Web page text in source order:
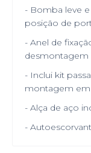
- Bomba leve
posição de
- Anel de
desmontagem
- Inclui kit
montagem
- Alça de aço
-